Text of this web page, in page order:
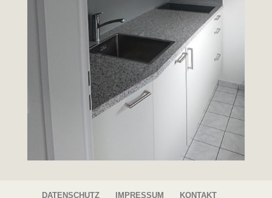
DATENSCHUTZ IMPRESSUM KONTAKT